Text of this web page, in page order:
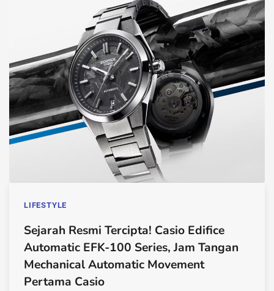
LIFESTYLE
Sejarah Resmi Tercipta! Casio Edifice
Automatic EFK-100 Series, Jam Tangan
Mechanical Automatic Movement
Pertama Casio